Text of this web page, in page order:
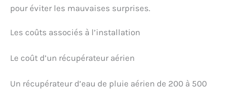
pour éviter les mauvaises surprises.
Les coûts associés à l’installation
Le coût d’un récupérateur aérien
Un récupérateur d’eau de pluie aérien de 200 à 500